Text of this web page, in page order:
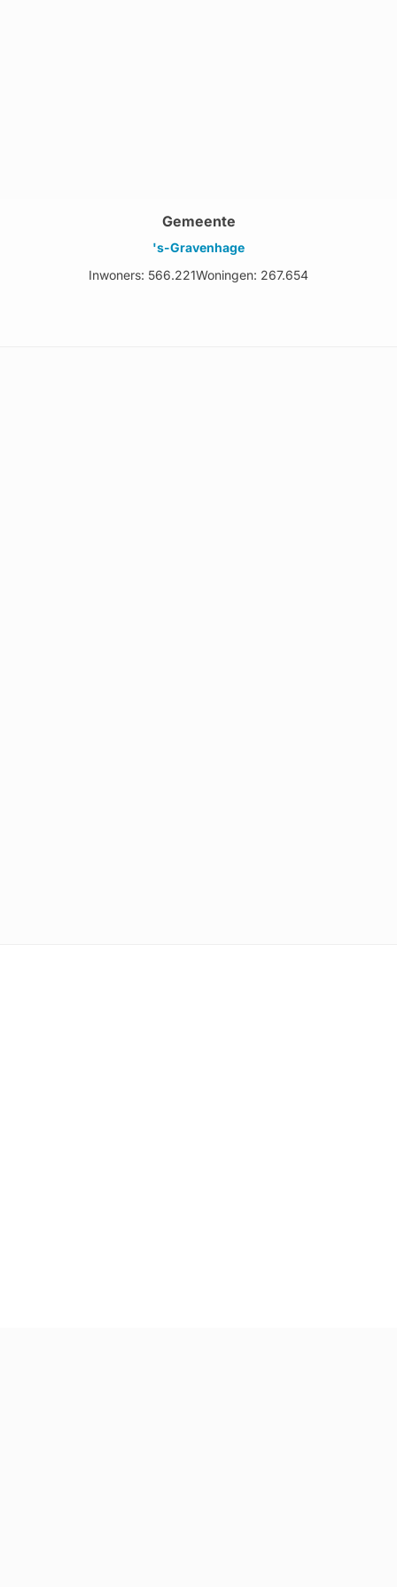
Gemeente
's-Gravenhage
Inwoners: 566.221Woningen: 267.654